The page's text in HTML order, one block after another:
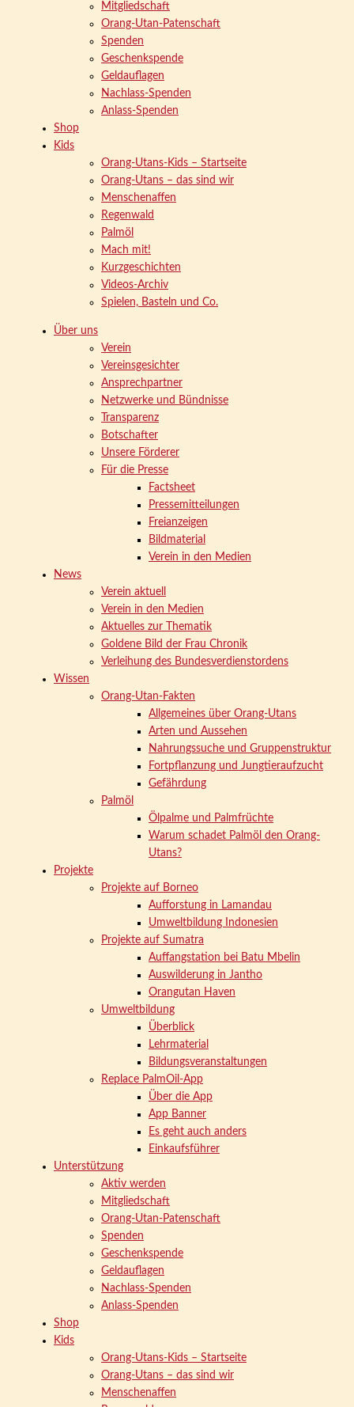
Mitgliedschaft
Orang-Utan-Patenschaft
Spenden
Geschenkspende
Geldauflagen
Nachlass-Spenden
Anlass-Spenden
Shop
Kids
Orang-Utans-Kids – Startseite
Orang-Utans – das sind wir
Menschenaffen
Regenwald
Palmöl
Mach mit!
Kurzgeschichten
Videos-Archiv
Spielen, Basteln und Co.
Über uns
Verein
Vereinsgesichter
Ansprechpartner
Netzwerke und Bündnisse
Transparenz
Botschafter
Unsere Förderer
Für die Presse
Factsheet
Pressemitteilungen
Freianzeigen
Bildmaterial
Verein in den Medien
News
Verein aktuell
Verein in den Medien
Aktuelles zur Thematik
Goldene Bild der Frau Chronik
Verleihung des Bundesverdienstordens
Wissen
Orang-Utan-Fakten
Allgemeines über Orang-Utans
Arten und Aussehen
Nahrungssuche und Gruppenstruktur
Fortpflanzung und Jungtieraufzucht
Gefährdung
Palmöl
Ölpalme und Palmfrüchte
Warum schadet Palmöl den Orang-
Utans?
Projekte
Projekte auf Borneo
Aufforstung in Lamandau
Umweltbildung Indonesien
Projekte auf Sumatra
Auffangstation bei Batu Mbelin
Auswilderung in Jantho
Orangutan Haven
Umweltbildung
Überblick
Lehrmaterial
Bildungsveranstaltungen
Replace PalmOil-App
Über die App
App Banner
Es geht auch anders
Einkaufsführer
Unterstützung
Aktiv werden
Mitgliedschaft
Orang-Utan-Patenschaft
Spenden
Geschenkspende
Geldauflagen
Nachlass-Spenden
Anlass-Spenden
Shop
Kids
Orang-Utans-Kids – Startseite
Orang-Utans – das sind wir
Menschenaffen